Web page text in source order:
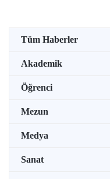
Tüm Haberler
Akademik
Öğrenci
Mezun
Medya
Sanat